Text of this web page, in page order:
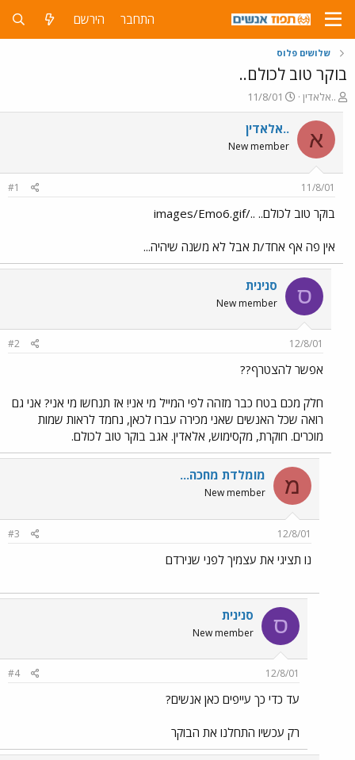
התחבר הירשם
שלושים פלוס
בוקר טוב לכולם..
פ
ו
ת
ח
ה
ש
א
..אלאדין
פ
ו
ר
ם
ר
11/8/01
א ..אלאדין
New member
11/8/01
#1
בוקר טוב לכולם.. ../images/Emo6.gif
אין פה אף אחד/ת אבל לא משנה שיהיה...
ס סנינית
New member
12/8/01
#2
אפשר להצטרף??
חלק מכם בטח כבר מזהה לפי המייל מי אני! אז תנחשו מי אני? אני גם
רואה שכל האנשים שאני מכירה עברו לכאן, נחמד לראות שמות
מוכרים. חוקרת, מקסימוש, אלאדין. אגב בוקר טוב לכולם.
מ מומלדת מחכה...
New member
12/8/01
#3
נו תציגי את עצמיך לפני שנירדם
ס סנינית
New member
12/8/01
#4
עד כדי כך עייפים כאן אנשים?
רק עכשיו התחלנו את הבוקר